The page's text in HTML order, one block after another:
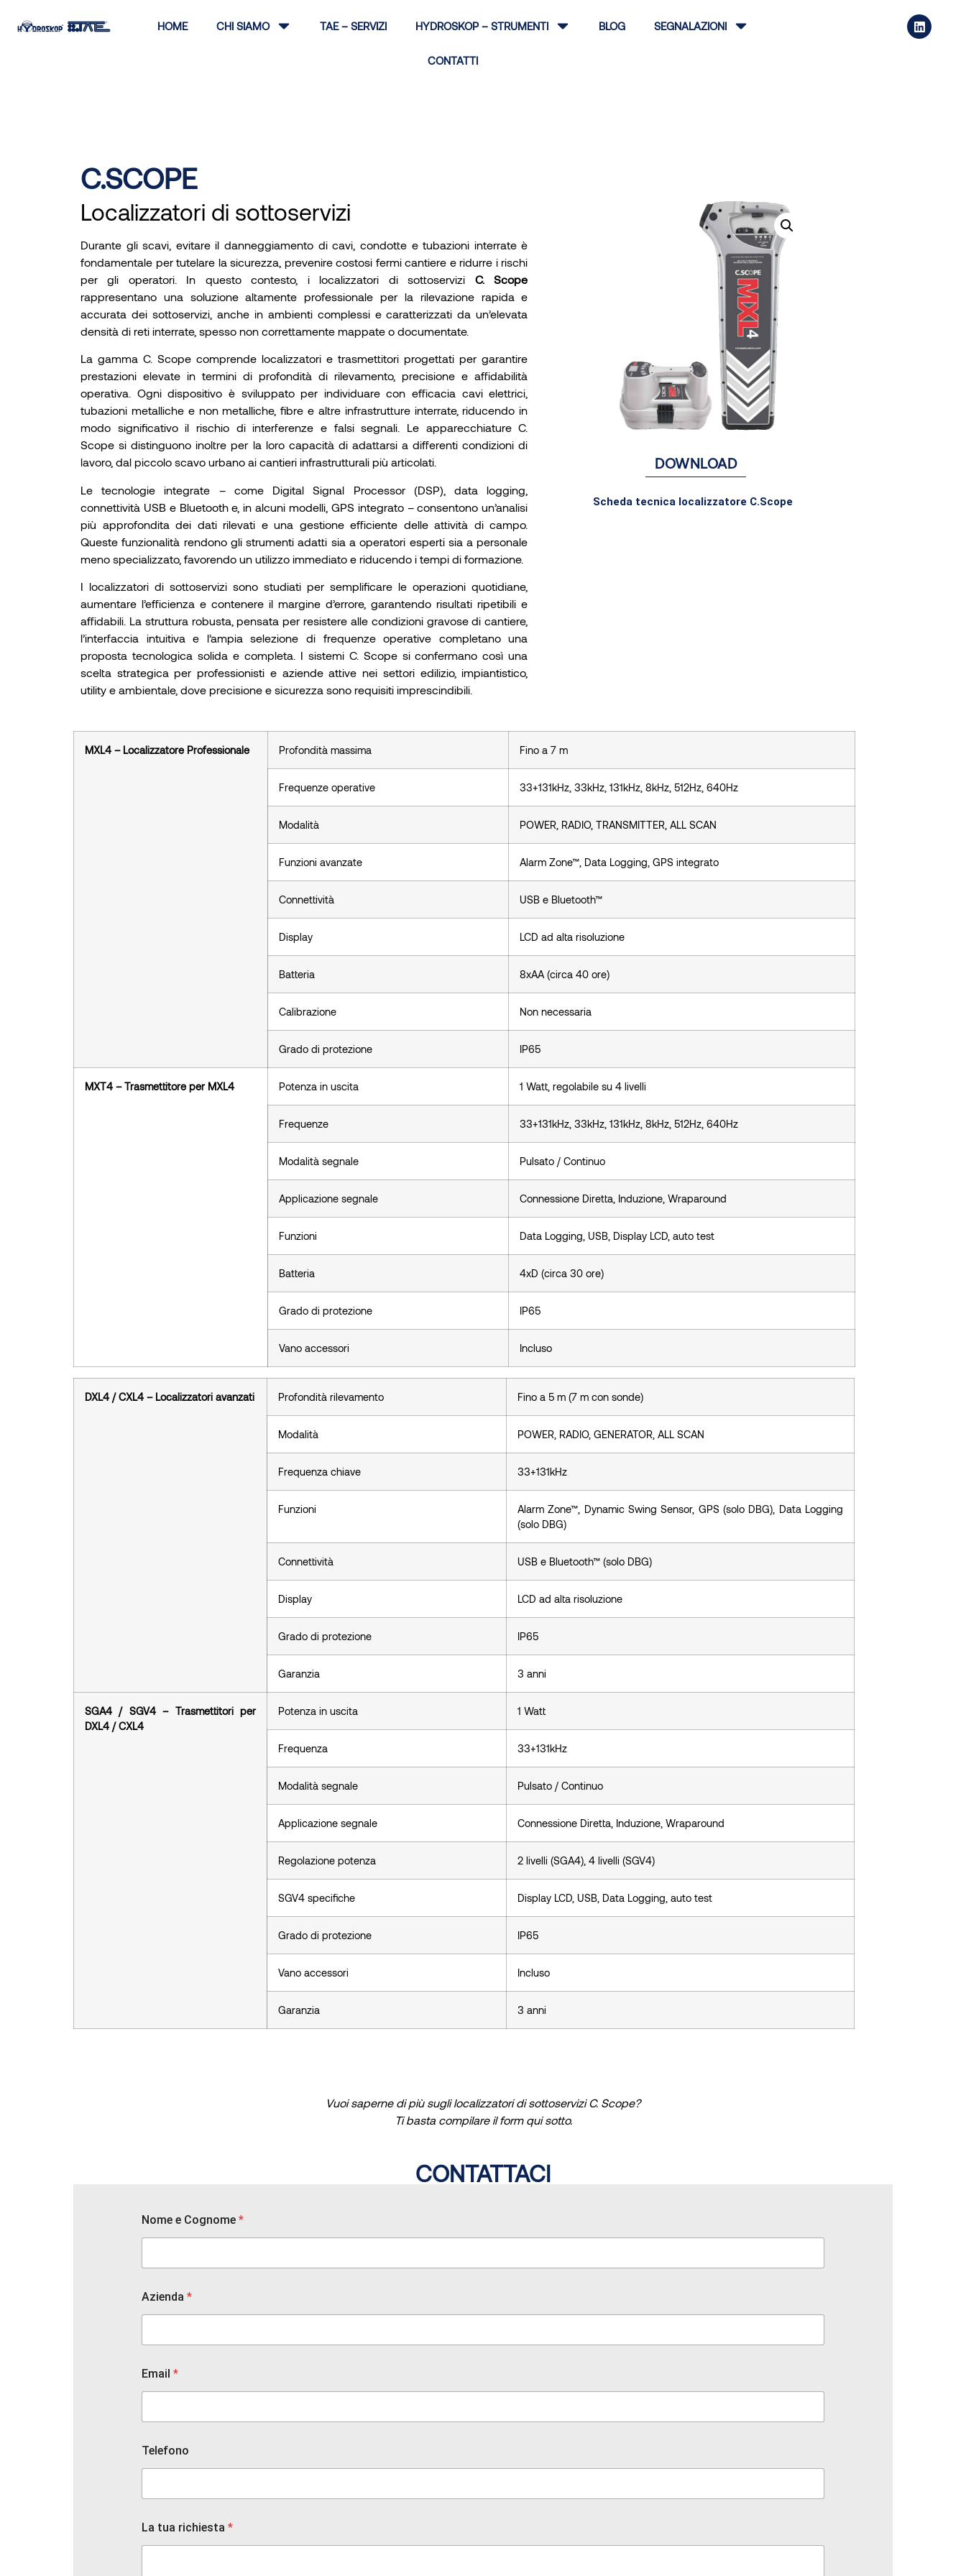
HOME CHI SIAMO TAE – SERVIZI HYDROSKOP – STRUMENTI BLOG SEGNALAZIONI
CONTATTI
C.SCOPE
Localizzatori di sottoservizi
Durante gli scavi, evitare il danneggiamento di cavi, condotte e tubazioni interrate è
fondamentale per tutelare la sicurezza, prevenire costosi fermi cantiere e ridurre i rischi
per gli operatori. In questo contesto, i localizzatori di sottoservizi C. Scope
rappresentano una soluzione altamente professionale per la rilevazione rapida e
accurata dei sottoservizi, anche in ambienti complessi e caratterizzati da un’elevata
densità di reti interrate, spesso non correttamente mappate o documentate.
La gamma C. Scope comprende localizzatori e trasmettitori progettati per garantire
prestazioni elevate in termini di profondità di rilevamento, precisione e affidabilità
operativa. Ogni dispositivo è sviluppato per individuare con efficacia cavi elettrici,
tubazioni metalliche e non metalliche, fibre e altre infrastrutture interrate, riducendo in
modo significativo il rischio di interferenze e falsi segnali. Le apparecchiature C.
Scope si distinguono inoltre per la loro capacità di adattarsi a differenti condizioni di
lavoro, dal piccolo scavo urbano ai cantieri infrastrutturali più articolati.
Le tecnologie integrate – come Digital Signal Processor (DSP), data logging,
connettività USB e Bluetooth e, in alcuni modelli, GPS integrato – consentono un’analisi
più approfondita dei dati rilevati e una gestione efficiente delle attività di campo.
Queste funzionalità rendono gli strumenti adatti sia a operatori esperti sia a personale
meno specializzato, favorendo un utilizzo immediato e riducendo i tempi di formazione.
I localizzatori di sottoservizi sono studiati per semplificare le operazioni quotidiane,
aumentare l’efficienza e contenere il margine d’errore, garantendo risultati ripetibili e
affidabili. La struttura robusta, pensata per resistere alle condizioni gravose di cantiere,
l’interfaccia intuitiva e l’ampia selezione di frequenze operative completano una
proposta tecnologica solida e completa. I sistemi C. Scope si confermano così una
scelta strategica per professionisti e aziende attive nei settori edilizio, impiantistico,
utility e ambientale, dove precisione e sicurezza sono requisiti imprescindibili.
DOWNLOAD
Scheda tecnica localizzatore C.Scope
MXL4 – Localizzatore Professionale Profondità massima Fino a 7 m
Frequenze operative 33+131kHz, 33kHz, 131kHz, 8kHz, 512Hz, 640Hz
Modalità POWER, RADIO, TRANSMITTER, ALL SCAN
Funzioni avanzate Alarm Zone™, Data Logging, GPS integrato
Connettività USB e Bluetooth™
Display LCD ad alta risoluzione
Batteria 8xAA (circa 40 ore)
Calibrazione Non necessaria
Grado di protezione IP65
MXT4 – Trasmettitore per MXL4 Potenza in uscita 1 Watt, regolabile su 4 livelli
Frequenze 33+131kHz, 33kHz, 131kHz, 8kHz, 512Hz, 640Hz
Modalità segnale Pulsato / Continuo
Applicazione segnale Connessione Diretta, Induzione, Wraparound
Funzioni Data Logging, USB, Display LCD, auto test
Batteria 4xD (circa 30 ore)
Grado di protezione IP65
Vano accessori Incluso
DXL4 / CXL4 – Localizzatori avanzati Profondità rilevamento Fino a 5 m (7 m con sonde)
Modalità POWER, RADIO, GENERATOR, ALL SCAN
Frequenza chiave 33+131kHz
Funzioni
Alarm Zone™, Dynamic Swing Sensor, GPS (solo DBG), Data Logging
(solo DBG)
Connettività USB e Bluetooth™ (solo DBG)
Display LCD ad alta risoluzione
Grado di protezione IP65
Garanzia 3 anni
SGA4 / SGV4 – Trasmettitori per
DXL4 / CXL4
Potenza in uscita 1 Watt
Frequenza 33+131kHz
Modalità segnale Pulsato / Continuo
Applicazione segnale Connessione Diretta, Induzione, Wraparound
Regolazione potenza 2 livelli (SGA4), 4 livelli (SGV4)
SGV4 specifiche Display LCD, USB, Data Logging, auto test
Grado di protezione IP65
Vano accessori Incluso
Garanzia 3 anni
Vuoi saperne di più sugli localizzatori di sottoservizi C. Scope?
Ti basta compilare il form qui sotto.
CONTATTACI
Nome e Cognome *
z
i
a
t
u
L
Azienda *
Email *
Telefono
La tua richiesta *